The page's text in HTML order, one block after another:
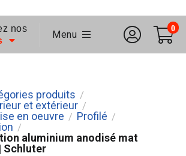
nos
Menu
0
produits /
et extérieur /
en oeuvre / Profilé /
/
aluminium anodisé mat
Schluter